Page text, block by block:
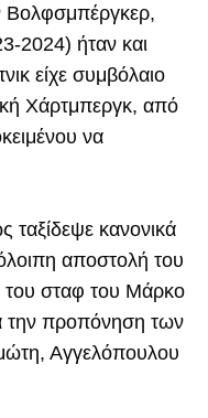
Βολφσμπέργκερ,
2024) ήταν και
είχε συμβόλαιο
Χάρτμπεργκ, από
να
ταξίδεψε κανονικά
αποστολή του
του σταφ του Μάρκο
την προπόνηση των
Αγγελόπουλου